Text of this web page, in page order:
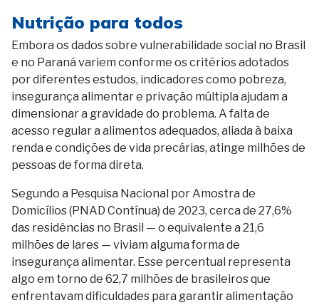
Nutrição para todos
Embora os dados sobre vulnerabilidade social no Brasil
e no Paraná variem conforme os critérios adotados
por diferentes estudos, indicadores como pobreza,
insegurança alimentar e privação múltipla ajudam a
dimensionar a gravidade do problema. A falta de
acesso regular a alimentos adequados, aliada à baixa
renda e condições de vida precárias, atinge milhões de
pessoas de forma direta.
Segundo a Pesquisa Nacional por Amostra de
Domicílios (PNAD Contínua) de 2023, cerca de 27,6%
das residências no Brasil — o equivalente a 21,6
milhões de lares — viviam alguma forma de
insegurança alimentar. Esse percentual representa
algo em torno de 62,7 milhões de brasileiros que
enfrentavam dificuldades para garantir alimentação